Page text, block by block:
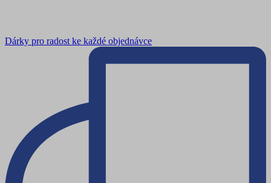
Dárky pro radost ke každé objednávce